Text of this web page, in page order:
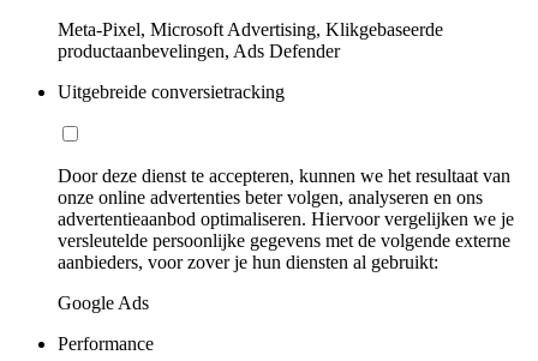
Meta-Pixel, Microsoft Advertising, Klikgebaseerde
productaanbevelingen, Ads Defender
Uitgebreide conversietracking
Door deze dienst te accepteren, kunnen we het resultaat van
onze online advertenties beter volgen, analyseren en ons
advertentieaanbod optimaliseren. Hiervoor vergelijken we je
versleutelde persoonlijke gegevens met de volgende externe
aanbieders, voor zover je hun diensten al gebruikt:
Google Ads
Performance